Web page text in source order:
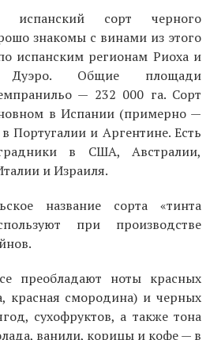
испанский сорт черного
знакомы с винами из этого
испанским регионам Риоха и
Общие площади
— 232 000 га. Сорт
в Испании (примерно —
Португалии и Аргентине. Есть
в США, Австралии,
и Израиля.
название сорта «тинта
при производстве
преобладают ноты красных
красная смородина) и черных
сухофруктов, а также тона
ванили, корицы и кофе — в